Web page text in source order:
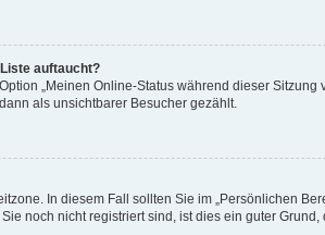
auftaucht?
„Meinen Online-Status während dieser
als unsichtbarer Besucher gezählt.
In diesem Fall sollten Sie im „Persönlichen
noch nicht registriert sind, ist dies ein guter Grund,